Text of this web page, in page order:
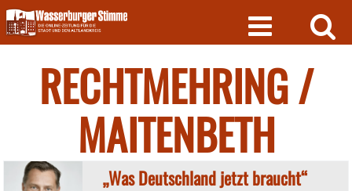
Skip
to
content
RECHTMEHRING /
MAITENBETH
„Was Deutschland jetzt braucht“